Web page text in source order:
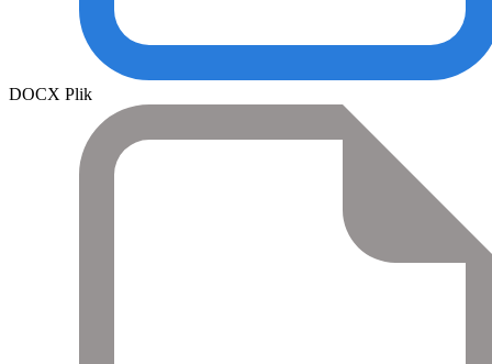
DOCX Plik